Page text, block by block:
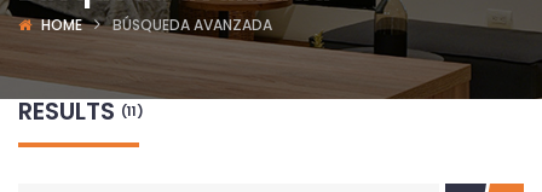
HOME BÚSQUEDA AVANZADA
RESULTS (11)